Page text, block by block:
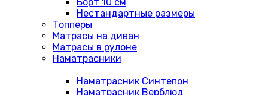
Нестандартные размеры
Топперы
Матрасы на диван
Матрасы в рулоне
Наматрасники
Наматрасник Синтепон
Наматрасник Верблюд